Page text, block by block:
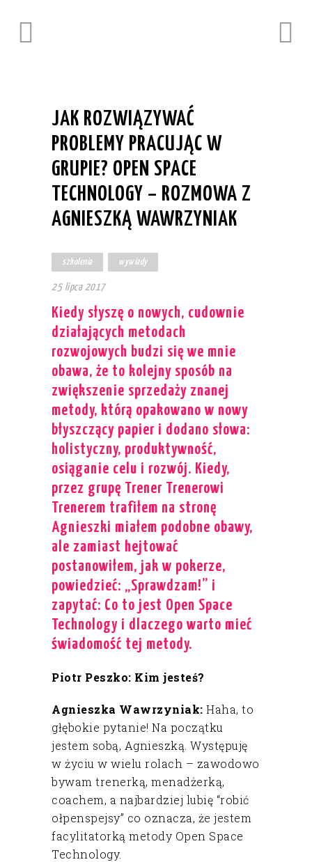
JAK ROZWIĄZYWAĆ
PROBLEMY PRACUJĄC W
GRUPIE? OPEN SPACE
TECHNOLOGY – ROZMOWA Z
AGNIESZKĄ WAWRZYNIAK
szkolenia wywiady
25 lipca 2017
Kiedy słyszę o nowych, cudownie
działających metodach
rozwojowych budzi się we mnie
obawa, że to kolejny sposób na
zwiększenie sprzedaży znanej
metody, którą opakowano w nowy
błyszczący papier i dodano słowa:
holistyczny, produktywność,
osiąganie celu i rozwój. Kiedy,
przez grupę Trener Trenerowi
Trenerem trafiłem na stronę
Agnieszki miałem podobne obawy,
ale zamiast hejtować
postanowiłem, jak w pokerze,
powiedzieć: „Sprawdzam!” i
zapytać: Co to jest Open Space
Technology i dlaczego warto mieć
świadomość tej metody.
Piotr Peszko: Kim jesteś?
Agnieszka Wawrzyniak: Haha, to
głębokie pytanie! Na początku
jestem sobą, Agnieszką. Występuję
w życiu w wielu rolach – zawodowo
bywam trenerką, menadżerką,
coachem, a najbardziej lubię “robić
ołpenspejsy” co oznacza, że jestem
facylitatorką metody Open Space
Technology.